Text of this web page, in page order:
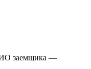
заемщика —